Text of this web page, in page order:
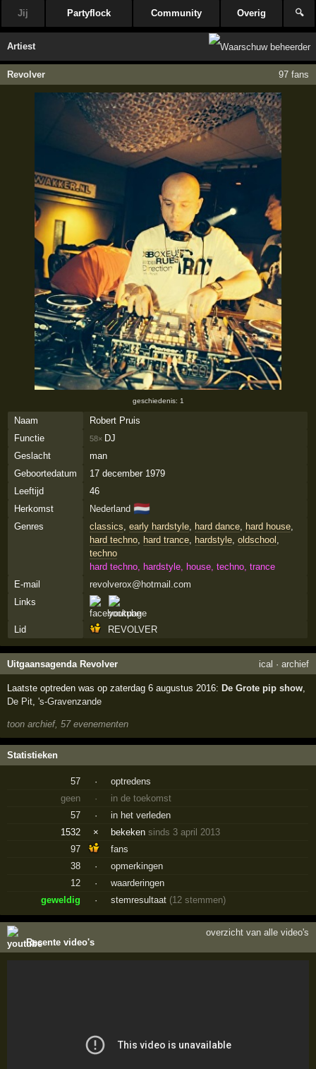
Jij Partyflock Community Overig 🔍
Artiest
Revolver 97 fans
geschiedenis: 1
Naam
Robert Pruis
Functie
58× DJ
Geslacht
man
Geboortedatum
17 december 1979
Leeftijd
46
Herkomst
Nederland 🇳🇱
Genres classics, early hardstyle, hard dance, hard house,
hard techno, hard trance, hardstyle, oldschool ,
techno
hard techno, hardstyle, house, techno, trance
E-mail
revolverox@hotmail.com
Links
Lid REVOLVER
Uitgaansagenda Revolver ical · archief
Laatste optreden was op zaterdag 6 augustus 2016: De Grote pip show
De Pit ,'s-Gravenzande
toon archief, 57 evenementen
Statistieken
57 ·
optredens
geen
·
in de toekomst
57
·
in het verleden
1532
× bekekensinds 3 april 2013
97
fans
38
·
opmerkingen
12
·
waarderingen
geweldig
· stemresultaat (12 stemmen)
Recente video's
overzicht van alle video's